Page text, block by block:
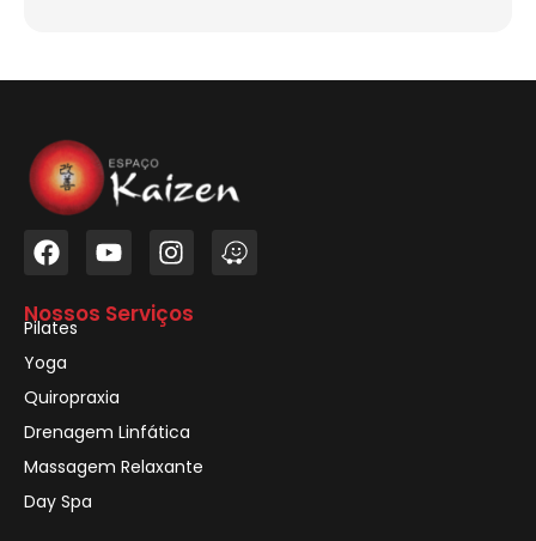
Nossos Serviços
Pilates
Yoga
Quiropraxia
Drenagem Linfática
Massagem Relaxante
Day Spa